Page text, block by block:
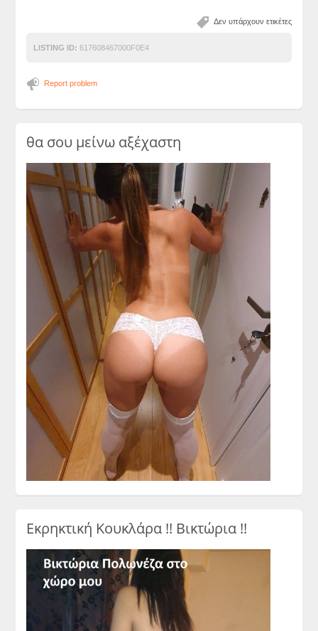
Δεν υπάρχουν ετικέτες
LISTING ID: 617608467000F0E4
Report problem
θα σου μείνω αξέχαστη
Εκρηκτική Κουκλάρα !! Βικτώρια !!